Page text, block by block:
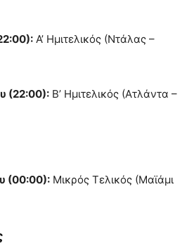
Α’ Ημιτελικός (Ντάλας –
(22:00): Β’ Ημιτελικός (Ατλάντα –
(00:00): Μικρός Τελικός (Μαϊάμι